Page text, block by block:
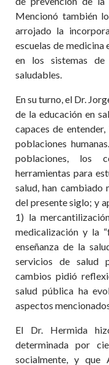
Mencionó también
arrojado la
escuelas de medicina
en los sistemas
saludables.
En su turno, el Dr.
de la educación en
capaces de
poblaciones
poblaciones, los
herramientas para
salud, han cambiado
del presente siglo; y
1) la
medicalización y la
enseñanza de la
servicios de salud
cambios pidió
salud pública ha
aspectos
El Dr. Hermida
determinada por
socialmente, y que